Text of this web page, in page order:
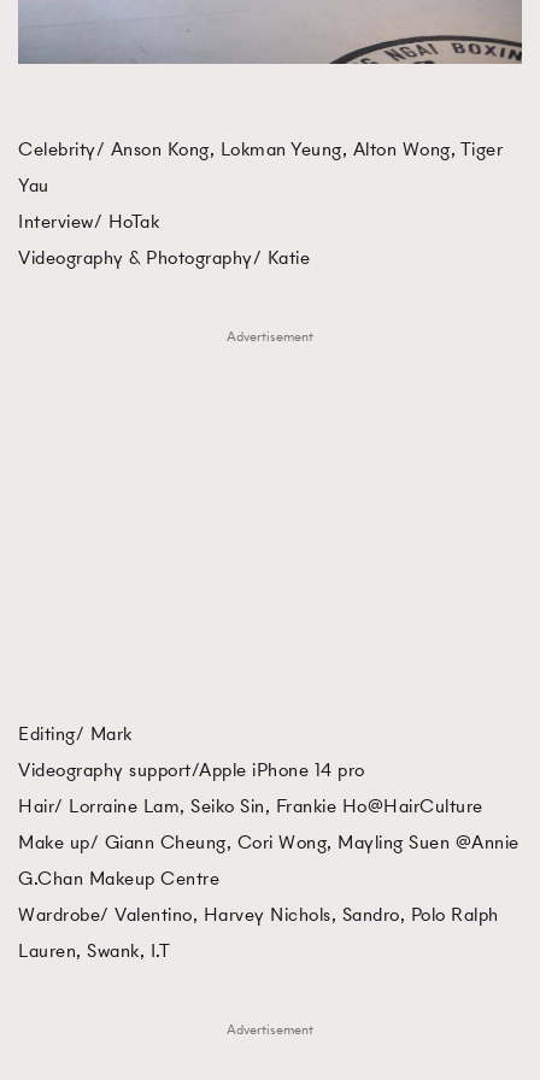
Celebrity/ Anson Kong, Lokman Yeung, Alton Wong, Tiger
Yau
Interview/ HoTak
Videography & Photography/ Katie
Advertisement
Editing/ Mark
Videography support/Apple iPhone 14 pro
Hair/ Lorraine Lam, Seiko Sin, Frankie Ho@HairCulture
Make up/ Giann Cheung, Cori Wong, Mayling Suen @Annie
G.Chan Makeup Centre
Wardrobe/ Valentino, Harvey Nichols, Sandro, Polo Ralph
Lauren, Swank, I.T
Advertisement